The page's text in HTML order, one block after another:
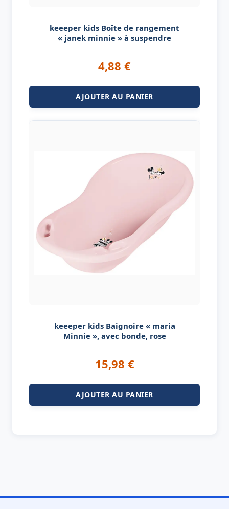
keeeper kids Boîte de rangement
« janek minnie » à suspendre
4,88 €
AJOUTER AU PANIER
keeeper kids Baignoire « maria
Minnie », avec bonde, rose
15,98 €
AJOUTER AU PANIER